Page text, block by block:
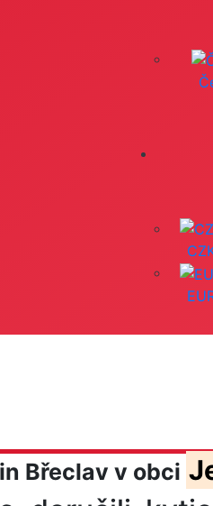
Břeclav v obci